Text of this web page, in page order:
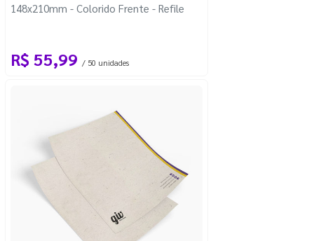
148x210mm - Colorido Frente - Refile
R$ 55,99 / 50 unidades